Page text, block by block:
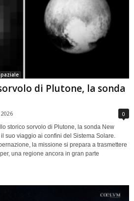
di Plutone, la sonda
0
storico sorvolo di Plutone, la sonda New
suo viaggio ai confini del Sistema Solare.
la missione si prepara a trasmettere
una regione ancora in gran parte